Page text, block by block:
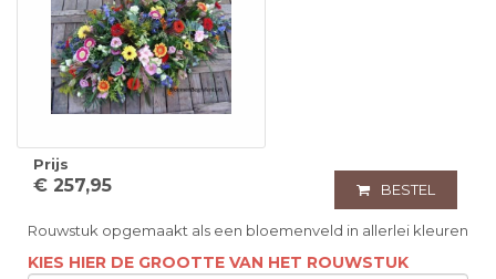
Prijs
€ 257,95 BESTEL
Rouwstuk opgemaakt als een bloemenveld in allerlei kleuren
KIES HIER DE GROOTTE VAN HET ROUWSTUK